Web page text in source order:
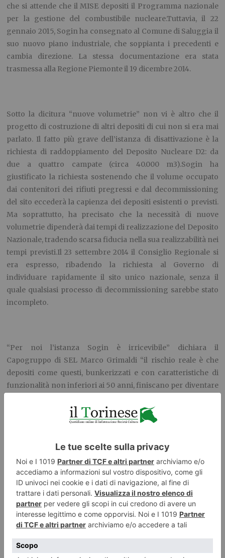
che si attende che il MISE depositi il Programma nazionale
per la gestione del combustibile nucleare.Tuttavia, il 22
gennaio 2015, Sogin ha consegnato al Comune di Saluggia il
suo nuovo piano industriale, che soppianta i precedenti e
cambia direzione. La stessa documentazione era stata
trasmessa alla Regione Piemonte il 19 dicembre 2014.
Sotto la dicitura “nuove volumetrie” non vi è altro che il
progetto di costruzione di altri depositi di cui non si era mai
parlato. Il fatto più grave dell’istanza di disattivazione è la
richiesta di raddoppiamento del Deposito Nucleare D2: da
due a quattro campate (circa 40.000 m3).Sogin ha
giustificato la richiesta sostenendo che il volume occupato
dai contenitori dei rifiuti pregressi e dal decommissioning
del sito eccederà la capienza dei depositi esistenti o previsti.
Ma soprattutto, ha precisato che la necessità di nuove
volumetrie dipenderà dai tempi di realizzazione del Deposito
Nazionale, tradendo scarsa fiducia nella sua realizzabilità nei
tempi previsti.Il 23 settembre 2014 il Consiglio Regionale si
era espresso, ribadendo la richiesta al Governo di
individuare rapidamente il sito unico nazionale, senza il
quale qualsiasi processo di decommissioning sarebbe stato
incompleto.
“Per noi l’istanza Sogin è irricevibile” dichiara il
Capogruppo di SEL Marco Grimaldi “il rischio reale è che
depositi come questi, bunkerizzati e con caratteristiche di
funzionalità non inferiori ai 50 anni, finiscano per diventare
associazioni ambientaliste e dei comuni interessati” – ha
concluso Marco Grimaldi – “ nel ribadire a Sogin
l’indisponibilità a qualsiasi ipotesi di ampliamento del sito di
Saluggia. Il Piemonte non può continuare ad essere la
discarica del nucleare italiano”.
Marco Grimaldi